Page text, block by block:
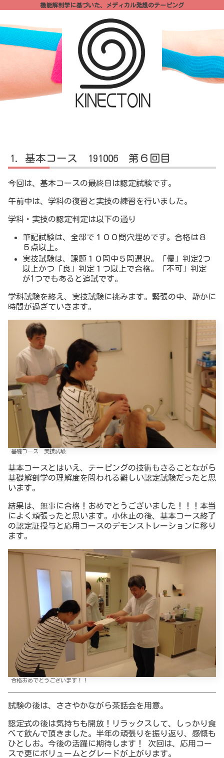
機能解剖学に基づいた、メディカル発想のテーピング
基本コース 191006 第６回目
今回は、基本コースの最終日は認定試験です。
午前中は、学科の復習と実技の練習を行いました。
学科・実技の認定判定は以下の通り
筆記試験は、全部で１００問穴埋めです。合格は８
５点以上。
実技試験は、課題１０問中５問選択。「優」判定2つ
以上かつ「良」判定１つ以上で合格。「不可」判定
が1つでもあると追試です。
学科試験を終え、実技試験に挑みます。緊張の中、静かに
時間が過ぎていきます。
基礎コース 実技試験
基本コースとはいえ、テーピングの技術もさることながら
基礎解剖学の理解度を問われる難しい認定試験だったと思
います。
結果は、無事に合格！おめでとうございました！！！本当
によく頑張ったと思います。小休止の後、基本コース終了
の認定証授与と応用コースのデモンストレーションに移り
ます。
合格おめでとうございます！！
試験の後は、ささやかながら茶話会を用意。
認定式の後は気持ちも開放！リラックスして、しっかり食
べて飲んで頂きました。半年の頑張りを振り返り、感慨も
ひとしお。今後の活躍に期待します！ 次回は、応用コー
スで更にボリュームとグレードが上がります。